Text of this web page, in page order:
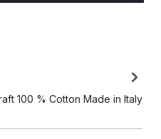
100 % Cotton Made in Italy